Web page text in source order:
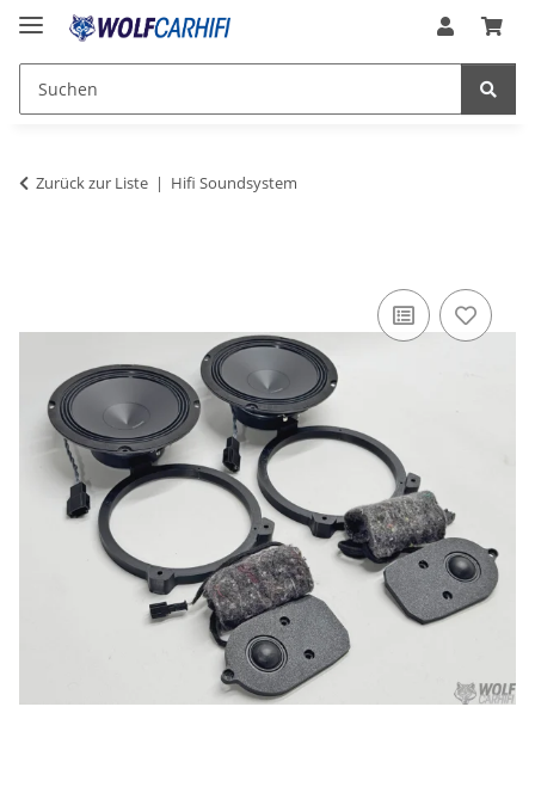
Zurück zur Liste Hifi Soundsystem